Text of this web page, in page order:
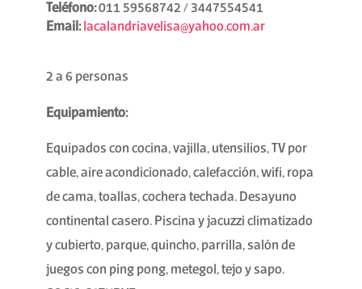
Teléfono:011 59568742 / 3447554541
Email: lacalandriavelisa@yahoo.com.ar
2 a 6 personas
Equipamiento:
Equipados con cocina, vajilla, utensilios, TV por
cable, aire acondicionado, calefacción, wifi, ropa
de cama, toallas, cochera techada. Desayuno
continental casero. Piscina y jacuzzi climatizado
y cubierto, parque, quincho, parrilla, salón de
juegos con ping pong, metegol, tejo y sapo.